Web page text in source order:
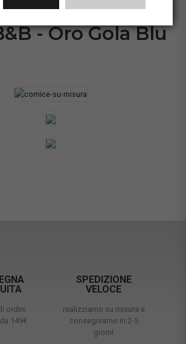
- Oro Gola Blu
ordini
149€
SPEDIZIONE
VELOCE
realizziamo su misura e
consegniamo in 2-5
giorni